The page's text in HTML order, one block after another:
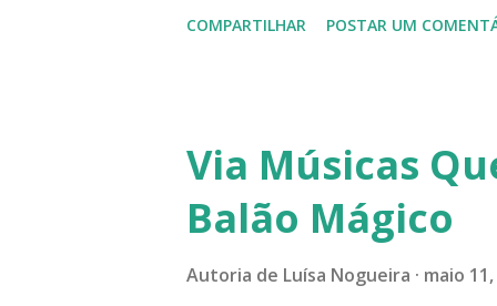
Atlântico e o Mar
ouviram falar nas florestas
Idiomas: Árabe (oficial),
cidades: Marrakech - a
amarela, considerada a
Unesco como patrimônio
COMPARTILHAR POSTAR UM
Via Músicas
Balão Mágico
Autoria de Luísa Nogueira maio